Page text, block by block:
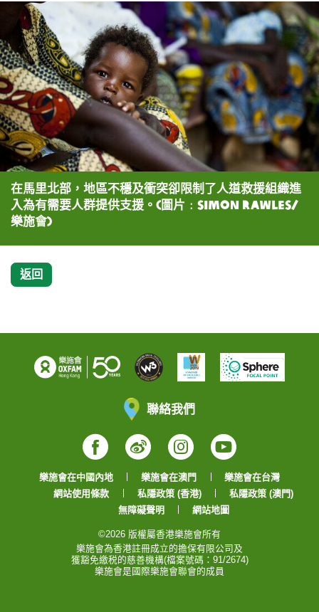
在馬里北部，地區不穩及衝突卻限制了人道救援組織進
入為有需要人群提供支援。(圖片﹕Simon Rawles/
樂施會)
返回
聯絡我們
Facebook
WeiboInstagram
YouTube
樂施會在中國內地 樂施會在澳門
樂施會在台灣
網站使用條款
私隱政策 (香港)
私隱政策 (澳門)
無障礙聲明
網站地圖
©2026 版權屬香港樂施會所有
樂施會為香港註冊成立的擔保有限公司及
獲豁免繳税的慈善機構(檔案號碼：91/2674)
樂施會是國際樂施會聯會的成員